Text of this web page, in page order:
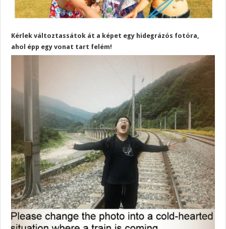
Kérlek változtassátok át a képet egy hidegrázós fotóra,
ahol épp egy vonat tart felém!